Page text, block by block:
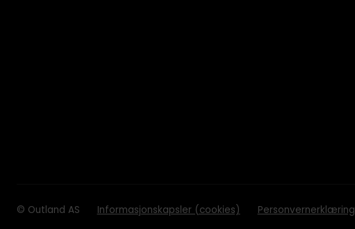
© Outland AS Informasjonskapsler (cookies) Personvernerklæring